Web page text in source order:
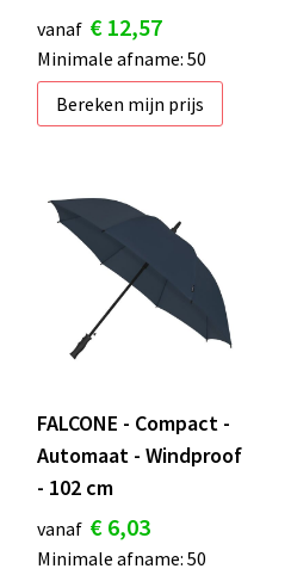
vanaf € 12,57
Minimale afname: 50
Bereken mijn prijs
FALCONE - Compact -
Automaat - Windproof
- 102 cm
vanaf € 6,03
Minimale afname: 50